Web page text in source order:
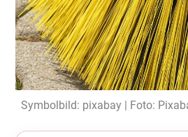
Symbolbild: pixabay | Foto: